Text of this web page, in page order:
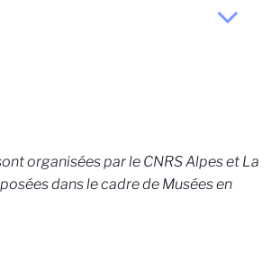
organisées par le CNRS Alpes et La
dans le cadre de Musées en